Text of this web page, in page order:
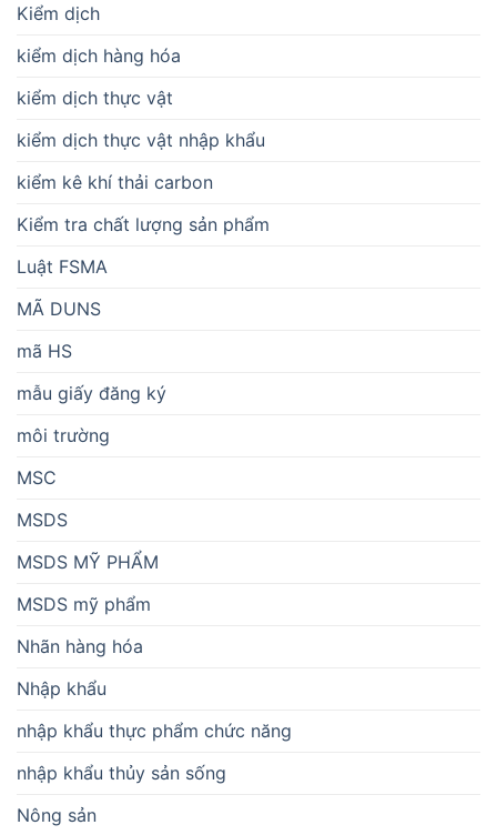
Kiểm dịch
kiểm dịch hàng hóa
kiểm dịch thực vật
kiểm dịch thực vật nhập khẩu
kiểm kê khí thải carbon
Kiểm tra chất lượng sản phẩm
Luật FSMA
MÃ DUNS
mã HS
mẫu giấy đăng ký
môi trường
MSC
MSDS
MSDS MỸ PHẨM
MSDS mỹ phẩm
Nhãn hàng hóa
Nhập khẩu
nhập khẩu thực phẩm chức năng
nhập khẩu thủy sản sống
Nông sản